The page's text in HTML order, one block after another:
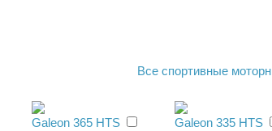
Все спортивные
Galeon 365 HTS
Galeon 335 HTS